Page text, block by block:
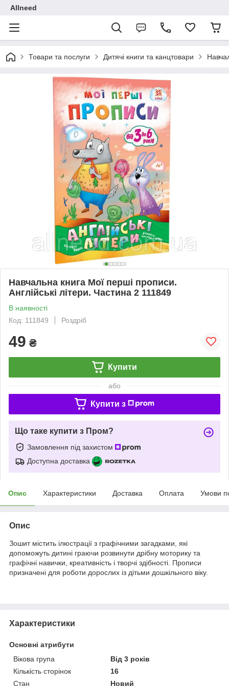
Allneed
Товари та послуги Дитячі книги та канцтовари
Навчальна книга Мої перші прописи.
Англійські літери. Частина 2 111849
В наявності
Код: 111849
Роздріб
49 ₴
Купити
або
Купити з
Що таке купити з Пром?
Замовлення під захистом
Доступна доставка
Опис Характеристики Доставка Оплата Умови
Опис
Зошит містить ілюстрації з графічними загадками, які
допоможуть дитині граючи розвинути дрібну моторику та
графічні навички, креативність і творчі здібності. Прописи
призначені для роботи дорослих із дітьми дошкільного віку.
Характеристики
Основні атрибути
Вікова група
Від 3 років
Кількість сторінок
16
Стан
Новий